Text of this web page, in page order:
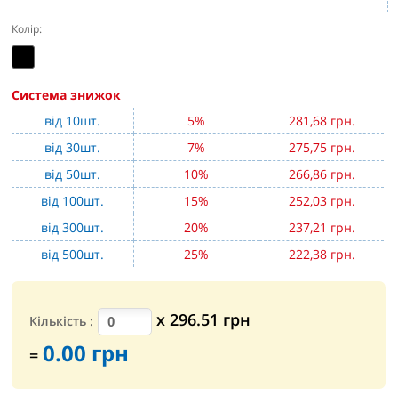
Колір:
Система знижок
від 10шт.
5%
281,68 грн.
від 30шт.
7%
275,75 грн.
від 50шт.
10%
266,86 грн.
від 100шт.
15%
252,03 грн.
від 300шт.
20%
237,21 грн.
від 500шт.
25% 222,38 грн.
Кількість : х296.51 грн
=0.00 грн